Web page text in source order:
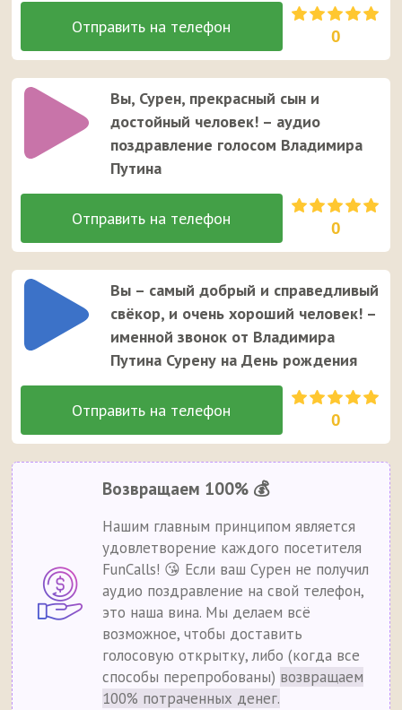
0
Вы, Сурен, прекрасный сын и
достойный человек! – аудио
поздравление голосом Владимира
Путина
0
Вы – самый добрый и справедливый
свёкор, и очень хороший человек! –
именной звонок от Владимира
Путина Сурену на День рождения
0
Возвращаем 100% 💰
Нашим главным принципом является
удовлетворение каждого посетителя
FunCalls! 😘 Если ваш Сурен не получил
аудио поздравление на свой телефон,
это наша вина. Мы делаем всё
возможное, чтобы доставить
голосовую открытку, либо (когда все
способы перепробованы) возвращаем
100% потраченных денег.